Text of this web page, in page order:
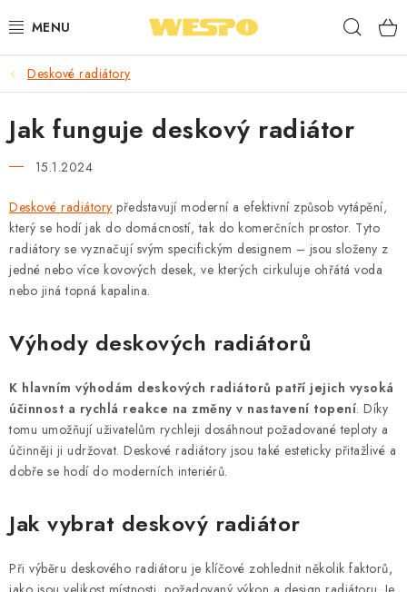
na
ARMATURY PRO TOPENÍ A VODU
TOPENÍ A OHŘEV VODY
TVAROVKY A TRUBKY
VODOINSTALACE
NÁŘADÍ
🏷️ VÝPRODEJ
⚡ NOVINKA
🎁 ODMĚNY ZA BODY
Deskové radiátory
Jak funguje deskový radiátor
15.1.2024
Deskové radiátory představují moderní a efektivní způsob vytápění,
který se hodí jak do domácností, tak do komerčních prostor. Tyto
radiátory se vyznačují svým specifickým designem – jsou složeny z
jedné nebo více kovových desek, ve kterých cirkuluje ohřátá voda
nebo jiná topná kapalina.
Výhody deskových radiátorů
K hlavním výhodám deskových radiátorů patří jejich vysoká
účinnost a rychlá reakce na změny v nastavení topení. Díky
tomu umožňují uživatelům rychleji dosáhnout požadované teploty a
účinněji ji udržovat. Deskové radiátory jsou také esteticky přitažlivé a
dobře se hodí do moderních interiérů.
Jak vybrat deskový radiátor
Při výběru deskového radiátoru je klíčové zohlednit několik faktorů,